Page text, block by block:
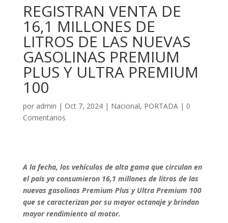
REGISTRAN VENTA DE
16,1 MILLONES DE
LITROS DE LAS NUEVAS
GASOLINAS PREMIUM
PLUS Y ULTRA PREMIUM
100
por admin | Oct 7, 2024| Nacional, PORTADA| 0
Comentarios
A la fecha, los vehículos de alta gama que circulan en
el país ya consumieron 16,1 millones de litros de las
nuevas gasolinas Premium Plus y Ultra Premium 100
que se caracterizan por su mayor octanaje y brindan
mayor rendimiento al motor.